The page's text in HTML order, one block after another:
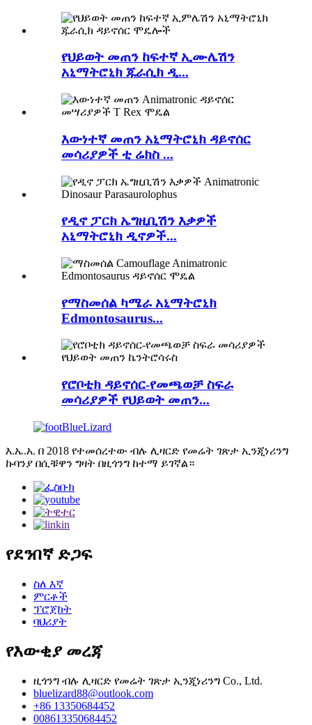
የህይወት መጠን ከፍተኛ ኢሙሌሽን
አኒማትሮኒክ ጁራሲክ ዲ...
እውነተኛ መጠን አኒማትሮኒክ ዳይኖሰር
መሳሪያዎች ቲ ሬክስ ...
የዲኖ ፓርክ ኤግዚቢሽን እቃዎች
አኒማትሮኒክ ዲኖዎች...
የማስመሰል ካሜራ አኒማትሮኒክ
Edmontosaurus...
የሮቦቲክ ዳይኖሰር-የመጫወቻ ስፍራ
መሳሪያዎች የህይወት መጠን...
እ.ኤ.አ. በ 2018 የተመሰረተው ብሉ ሊዛርድ የመሬት ገጽታ ኢንጂነሪንግ
ኩባንያ በሲቹዋን ግዛት በዚጎንግ ከተማ ይገኛል።
የደንበኛ ድጋፍ
ስለ እኛ
ምርቶች
ፕሮጀክት
ባህሪያት
የእውቂያ መረጃ
ዚጎንግ ብሉ ሊዛርድ የመሬት ገጽታ ኢንጂነሪንግ Co., Ltd.
bluelizard88@outlook.com
+86 13350684452
008613350684452